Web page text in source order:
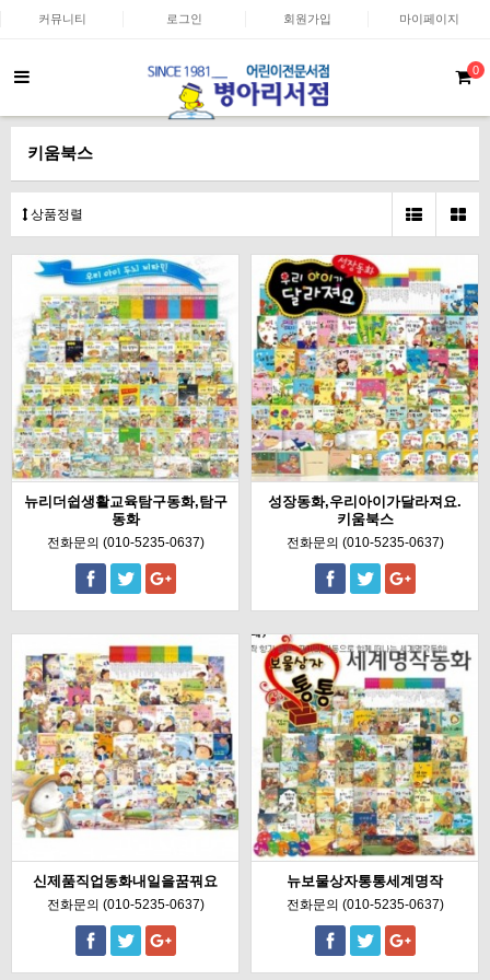
커뮤니티 로그인 회원가입 마이페이지
0
키움북스
상품정렬
뉴리더쉽생활교육탐구동화,탐구
동화
전화문의 (010-5235-0637)
성장동화,우리아이가달라져요.
키움북스
전화문의 (010-5235-0637)
신제품직업동화내일을꿈꿔요
전화문의 (010-5235-0637)
뉴보물상자통통세계명작
전화문의 (010-5235-0637)